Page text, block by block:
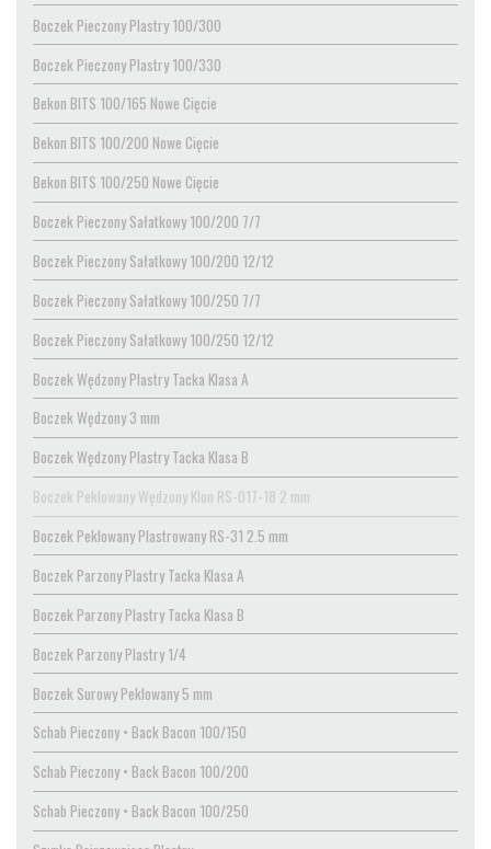
Boczek Pieczony Plastry 100/300
Boczek Pieczony Plastry 100/330
Bekon BITS 100/165 Nowe Cięcie
Bekon BITS 100/200 Nowe Cięcie
Bekon BITS 100/250 Nowe Cięcie
Boczek Pieczony Sałatkowy 100/200 7/7
Boczek Pieczony Sałatkowy 100/200 12/12
Boczek Pieczony Sałatkowy 100/250 7/7
Boczek Pieczony Sałatkowy 100/250 12/12
Boczek Wędzony Plastry Tacka Klasa A
Boczek Wędzony 3 mm
Boczek Wędzony Plastry Tacka Klasa B
Boczek Peklowany Wędzony Klon RS-017-18 2 mm
Boczek Peklowany Plastrowany RS-31 2.5 mm
Boczek Parzony Plastry Tacka Klasa A
Boczek Parzony Plastry Tacka Klasa B
Boczek Parzony Plastry 1/4
Boczek Surowy Peklowany 5 mm
Schab Pieczony • Back Bacon 100/150
Schab Pieczony • Back Bacon 100/200
Schab Pieczony • Back Bacon 100/250